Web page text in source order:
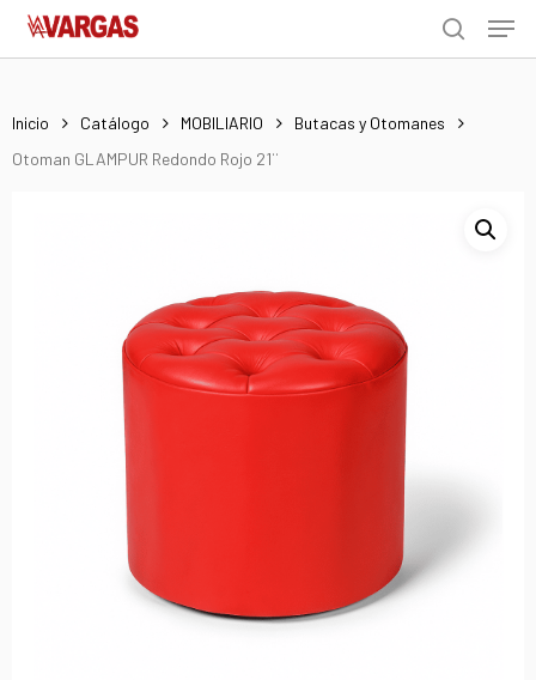
Skip
search
Menu
Inicio Catálogo MOBILIARIO
Butacas y Otomanes
Otoman GLAMPUR Redondo Rojo 21¨